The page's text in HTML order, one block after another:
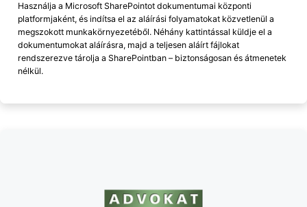
Használja a Microsoft SharePointot dokumentumai központi
platformjaként, és indítsa el az aláírási folyamatokat közvetlenül a
megszokott munkakörnyezetéből. Néhány kattintással küldje el a
dokumentumokat aláírásra, majd a teljesen aláírt fájlokat
rendszerezve tárolja a SharePointban – biztonságosan és átmenetek
nélkül.